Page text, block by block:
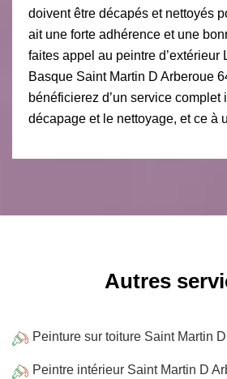
doivent être décapés et nettoyés
ait une forte adhérence et une
faites appel au peintre d’extérieur
Basque Saint Martin D Arberoue
bénéficierez d’un service complet
décapage et le nettoyage, et ce à
Autres
Peinture sur toiture Saint Martin
Peintre intérieur Saint Martin D